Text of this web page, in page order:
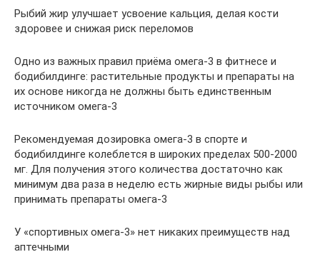
Рыбий жир улучшает усвоение кальция, делая кости
здоровее и снижая риск переломов
Одно из важных правил приёма омега-3 в фитнесе и
бодибилдинге: растительные продукты и препараты на
их основе никогда не должны быть единственным
источником омега-3
Рекомендуемая дозировка омега-3 в спорте и
бодибилдинге колеблется в широких пределах 500-2000
мг. Для получения этого количества достаточно как
минимум два раза в неделю есть жирные виды рыбы или
принимать препараты омега-3
У «спортивных омега-3» нет никаких преимуществ над
аптечными